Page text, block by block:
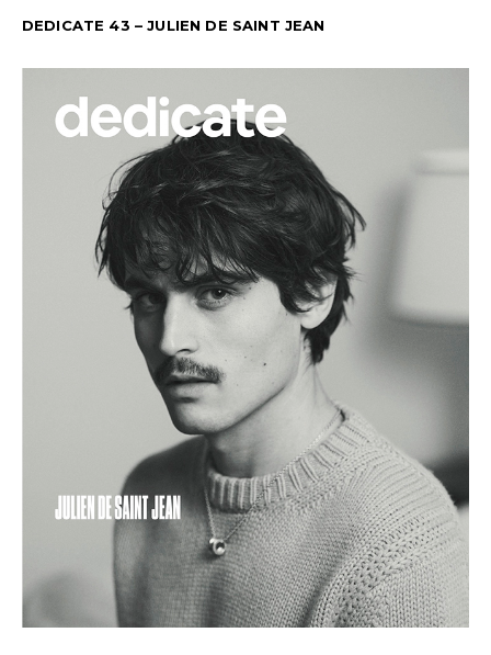
DEDICATE 43 – JULIEN DE SAINT JEAN